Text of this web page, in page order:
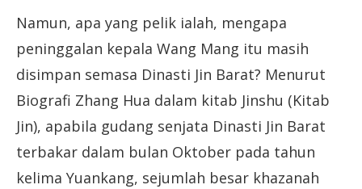
Namun, apa yang pelik ialah, mengapa
peninggalan kepala Wang Mang itu masih
disimpan semasa Dinasti Jin Barat? Menurut
Biografi Zhang Hua dalam kitab Jinshu (Kitab
Jin), apabila gudang senjata Dinasti Jin Barat
terbakar dalam bulan Oktober pada tahun
kelima Yuankang, sejumlah besar khazanah